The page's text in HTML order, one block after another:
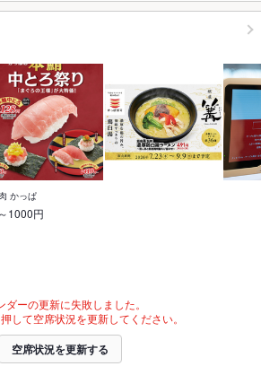
かっぱ
1000円
ダーの更新に失敗しました。
して空席状況を更新してください。
空席状況を更新する